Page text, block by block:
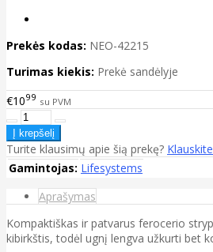
Prekės kodas: NEO-42215
Turimas kiekis: Prekė sandėlyje
€1099 su PVM
Turite klausimų apie šią prekę? Klauskite
Gamintojas: Lifesystems
Aprašymas
Kompaktiškas ir patvarus ferocerio
kibirkštis, todėl ugnį lengva užkurti bet